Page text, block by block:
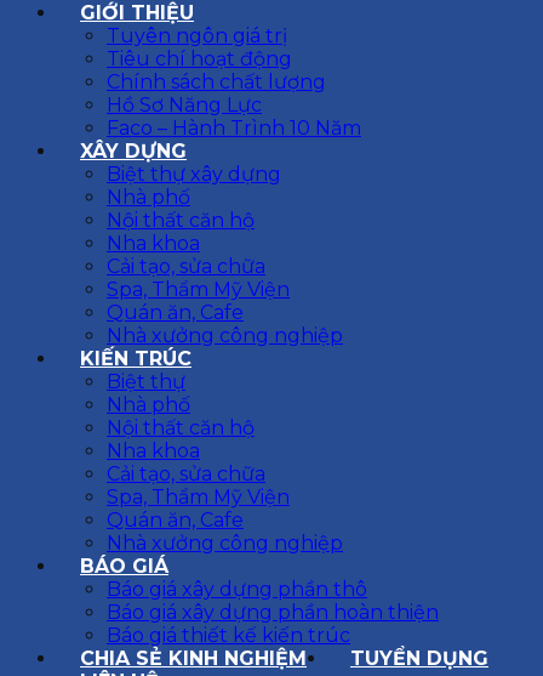
GIỚI THIỆU
Tuyên ngôn giá trị
Tiêu chí hoạt động
Chính sách chất lượng
Hồ Sơ Năng Lực
Faco – Hành Trình 10 Năm
XÂY DỰNG
Biệt thự xây dựng
Nhà phố
Nội thất căn hộ
Nha khoa
Cải tạo, sửa chữa
Spa, Thẩm Mỹ Viện
Quán ăn, Cafe
Nhà xưởng công nghiệp
KIẾN TRÚC
Biệt thự
Nhà phố
Nội thất căn hộ
Nha khoa
Cải tạo, sửa chữa
Spa, Thẩm Mỹ Viện
Quán ăn, Cafe
Nhà xưởng công nghiệp
BÁO GIÁ
Báo giá xây dựng phần thô
Báo giá xây dựng phần hoàn thiện
Báo giá thiết kế kiến trúc
CHIA SẺ KINH NGHIỆM
TUYỂN DỤNG